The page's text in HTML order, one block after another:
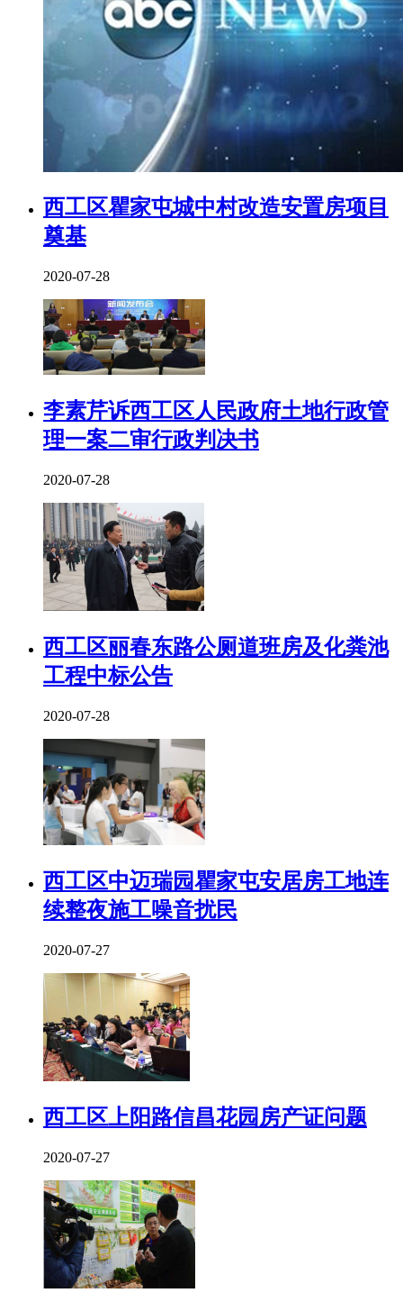
西工区瞿家屯城中村改造安置房项目
奠基
2020-07-28
李素芹诉西工区人民政府土地行政管
理一案二审行政判决书
2020-07-28
西工区丽春东路公厕道班房及化粪池
工程中标公告
2020-07-28
西工区中迈瑞园瞿家屯安居房工地连
续整夜施工噪音扰民
2020-07-27
西工区上阳路信昌花园房产证问题
2020-07-27